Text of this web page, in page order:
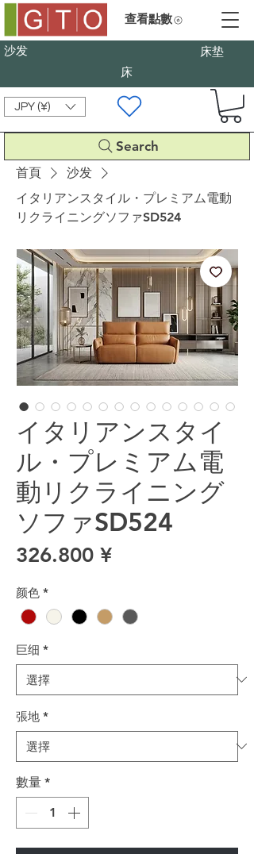
沙发
床垫
床
JPY (¥)
Search
查看點數
首頁
沙发
イタリアンスタイル・プレミアム電動
リクライニングソファSD524
イタリアンスタイ
ル・プレミアム電
動リクライニング
ソファSD524
326.800 ¥價格
颜色 *
巨细 *
張地 *
數量 *